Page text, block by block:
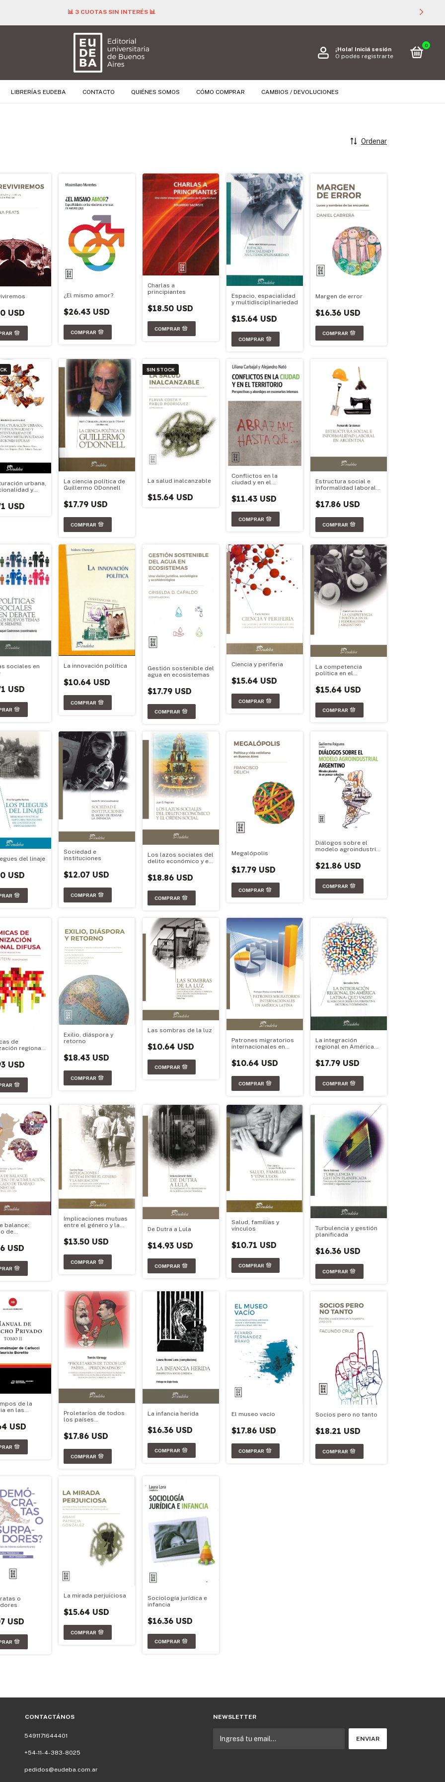
📊 3 CUOTAS SIN INTERÉS 📊
¡Hola! Iniciá sesión
O podés registrarte
0
LIBRERÍAS EUDEBA CONTACTO QUIÉNES SOMOS CÓMO COMPRAR CAMBIOS / DEVOLUCIONES
Ordenar
USD
¿El mismo amor?
$26.43 USD
Charlas a
principiantes
$18.50 USD
Espacio, espacialidad
y multidisciplinariedad
$15.64 USD
Margen de error
$16.36 USD
urbana,
y
y
USD
La ciencia política de
Guillermo ODonnell
$17.79 USD
SIN STOCK
La salud inalcanzable
$15.64 USD
Conflictos en la
ciudad y en el
$11.43 USD
Estructura social e
informalidad laboral
$17.86 USD
sociales en
USD
La innovación política
$10.64 USD
Gestión sostenible del
agua en ecosistemas
$17.79 USD
Ciencia y periferia
$15.64 USD
La competencia
política en el
$15.64 USD
del linaje
USD
Sociedad e
instituciones
$12.07 USD
Los lazos sociales del
delito económico y el
$18.86 USD
Megalópolis
$17.79 USD
Diálogos sobre el
modelo agroindustrial
$21.86 USD
de
regional
USD
Exilio, diáspora y
retorno
$18.43 USD
Las sombras de la luz
$10.64 USD
Patrones migratorios
internacionales en
$10.64 USD
La integración
regional en América
$17.79 USD
balance:
de
y bienestar
USD
Implicaciones mutuas
entre el género y la
$13.50 USD
De Dutra a Lula
$14.93 USD
Salud, familias y
vínculos
$10.71 USD
Turbulencia y gestión
planificada
$16.36 USD
de la
en las
y Chile
USD
Proletarios de todos
los países
$17.86 USD
La infancia herida
$16.36 USD
El museo vacío
$17.86 USD
Socios pero no tanto
$18.21 USD
o
USD
La mirada perjuiciosa
$15.64 USD
Sociología jurídica e
infancia
$16.36 USD
CONTACTÁNOS
5491171644401
+54-11-4-383-8025
pedidos@eudeba.com.ar
NEWSLETTER